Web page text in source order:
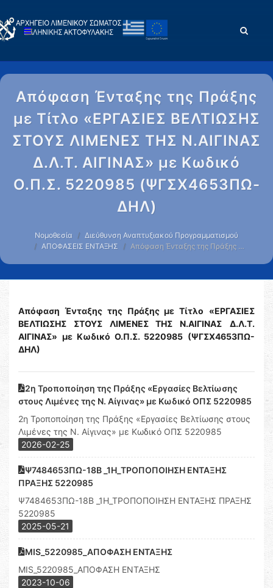
Απόφαση Ένταξης της Πράξης
με Τίτλο «ΕΡΓΑΣΙΕΣ ΒΕΛΤΙΩΣΗΣ
ΣΤΟΥΣ ΛΙΜΕΝΕΣ ΤΗΣ Ν.ΑΙΓΙΝΑΣ
Δ.Λ.Τ. ΑΙΓΙΝΑΣ» με Κωδικό
Ο.Π.Σ. 5220985 (ΨΓΣΧ4653ΠΩ-
ΔΗΛ)
Νομοθεσία
Διεύθυνση Αναπτυξιακού Προγραμματισμού
ΑΠΟΦΑΣΕΙΣ ΕΝΤΑΞΗΣ
Απόφαση Ένταξης της Πράξης …
Απόφαση Ένταξης της Πράξης με Τίτλο
«ΕΡΓΑΣΙΕΣ
ΒΕΛΤΙΩΣΗΣ ΣΤΟΥΣ ΛΙΜΕΝΕΣ ΤΗΣ Ν.ΑΙΓΙΝΑΣ
Δ.Λ.Τ.
ΑΙΓΙΝΑΣ» με Κωδικό Ο.Π.Σ. 5220985 (ΨΓΣΧ4653ΠΩ-
ΔΗΛ)
2η Τροποποίηση της Πράξης «Εργασίες Βελτίωσης
στους Λιμένες της Ν. Αίγινας» με Κωδικό ΟΠΣ 5220985
2η Τροποποίηση της Πράξης «Εργασίες Βελτίωσης στους
Λιμένες της Ν. Αίγινας» με Κωδικό ΟΠΣ 5220985
2026-02-25
Ψ7484653ΠΩ-18Β _1Η_ΤΡΟΠΟΠΟΙΗΣΗ ΕΝΤΑΞΗΣ
ΠΡΑΞΗΣ 5220985
Ψ7484653ΠΩ-18Β _1Η_ΤΡΟΠΟΠΟΙΗΣΗ ΕΝΤΑΞΗΣ ΠΡΑΞΗΣ
5220985
2025-05-21
MIS_5220985_ΑΠΟΦΑΣΗ ΕΝΤΑΞΗΣ
MIS_5220985_ΑΠΟΦΑΣΗ ΕΝΤΑΞΗΣ
2023-10-06